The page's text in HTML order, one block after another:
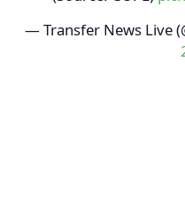
— Transfer News Live